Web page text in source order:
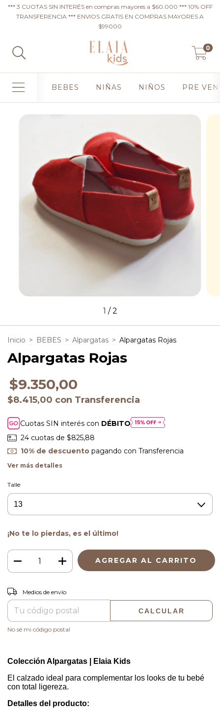
*** 3 CUOTAS SIN INTERÉS en compras mayores a $60.000 *** 10% OFF
TRANSFERENCIA *** ENVIOS GRATIS EN COMPRAS MAYORES A
$99000
0
BEBES NIÑAS NIÑOS PRE
1 /2
Inicio > BEBES > Alpargatas > Alpargatas Rojas
Alpargatas Rojas
$9.350,00
$8.415,00 con Transferencia
Cuotas SIN interés con DÉBITO
24 cuotas de $825,88
10% de descuentopagando con Transferencia
Ver más detalles
Talle
¡No te lo pierdas, es el último!
Entregas para el CP:
Medios de envío
CALCULAR
No sé mi código postal
Colección Alpargatas | Elaia Kids
El calzado ideal para complementar los looks de tu bebé
con total ligereza.
Detalles del producto: